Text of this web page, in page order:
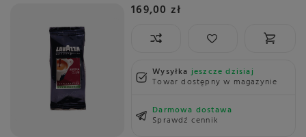
169,00 zł
Wysyłkajeszcze dzisiaj
Towar dostępny w magazynie
Darmowa dostawa
Sprawdź cennik